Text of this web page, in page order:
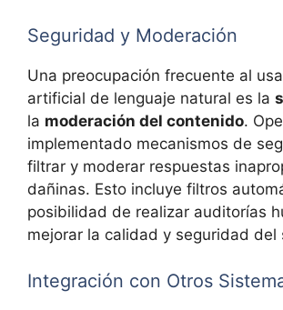
Seguridad y Moderación
Una preocupación frecuente al
artificial de lenguaje natural es la
la moderación del contenido.
implementado mecanismos de
filtrar y moderar respuestas
dañinas. Esto incluye filtros
posibilidad de realizar auditorías
mejorar la calidad y seguridad del
Integración con Otros